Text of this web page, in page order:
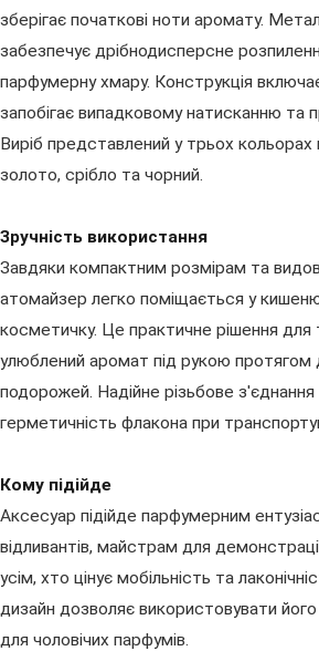
зберігає початкові ноти аромату.
забезпечує дрібнодисперсне
парфумерну хмару. Конструкція
запобігає випадковому натисканню та
Виріб представлений у трьох
золото, срібло та чорний.
Зручність використання
Завдяки компактним розмірам та
атомайзер легко поміщається у
косметичку. Це практичне рішення для
улюблений аромат під рукою протягом
подорожей. Надійне різьбове з'єднання
герметичність флакона при
Кому підійде
Аксесуар підійде парфумерним
відливантів, майстрам для
усім, хто цінує мобільність та
дизайн дозволяє використовувати його
для чоловічих парфумів.